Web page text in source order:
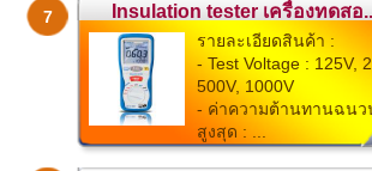
7
Insulation tester เครื่องทดสอ
รายละเอียดสินค้า :
- Test Voltage : 125V,
500V, 1000V
- ค่าความต้านทานฉนว
สูงสุด : ...